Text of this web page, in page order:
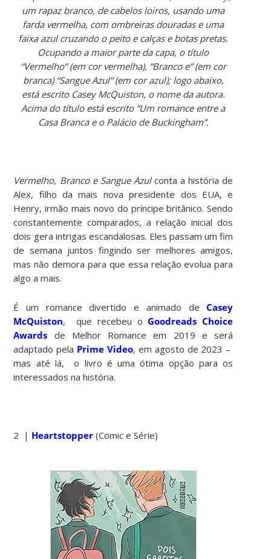
um rapaz branco, de cabelos loiros, usando uma
farda vermelha, com ombreiras douradas e uma
faixa azul cruzando o peito e calças e botas pretas.
Ocupando a maior parte da capa, o título
“Vermelho” (em cor vermelha), “Branco e” (em cor
branca) “Sangue Azul” (em cor azul); logo abaixo,
está escrito Casey McQuiston, o nome da autora.
Acima do título está escrito “Um romance entre a
Casa Branca e o Palácio de Buckingham”.
Vermelho, Branco e Sangue Azulconta a história de
Alex, filho da mais nova presidente dos EUA, e
Henry, irmão mais novo do príncipe britânico. Sendo
constantemente comparados, a relação inicial dos
dois gera intrigas escandalosas. Eles passam um fim
de semana juntos fingindo ser melhores amigos,
mas não demora para que essa relação evolua para
algo a mais.
É um romance divertido e animado deCasey
McQuiston, que recebeu oGoodreads Choice
Awards de Melhor Romance em 2019 e será
adaptado pela Prime Video, em agosto de 2023 –
mas até lá, o livro é uma ótima opção para os
interessados na história.
2 | Heartstopper (Comic e Série)